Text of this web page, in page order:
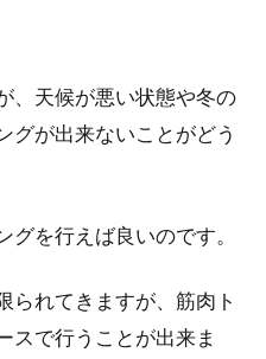
頂上から見られる美しい景色では
ッチョになろう！
、天候が悪い状態や冬の
グが出来ないことがどう
を行えば良いのです。
られてきますが、筋肉ト
スで行うことが出来ま